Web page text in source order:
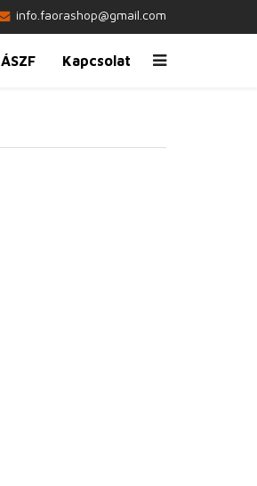
info.faorashop@gmail.com
ÁSZF Kapcsolat